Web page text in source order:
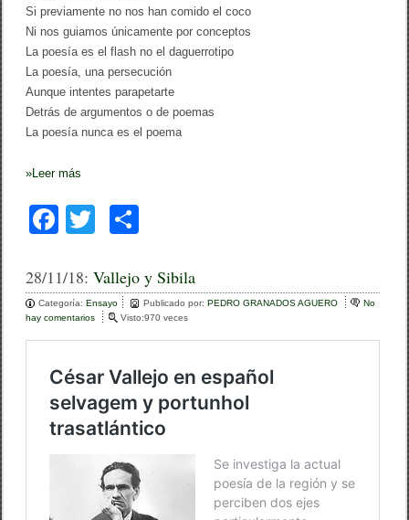
Si previamente no nos han comido el coco
Ni nos guiamos únicamente por conceptos
La poesía es el flash no el daguerrotipo
La poesía, una persecución
Aunque intentes parapetarte
Detrás de argumentos o de poemas
La poesía nunca es el poema
»Leer más
F
c
e
b
o
o
k
tt
er
m
p
ar
tir
28/11/18:Vallejo y Sibila
Categoría:Ensayo Publicado por:PEDRO GRANADOS AGUERO
No
hay comentarios
l
e
o
Visto:970 veces